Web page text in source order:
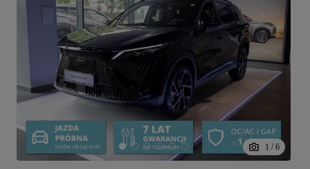
1 / 6